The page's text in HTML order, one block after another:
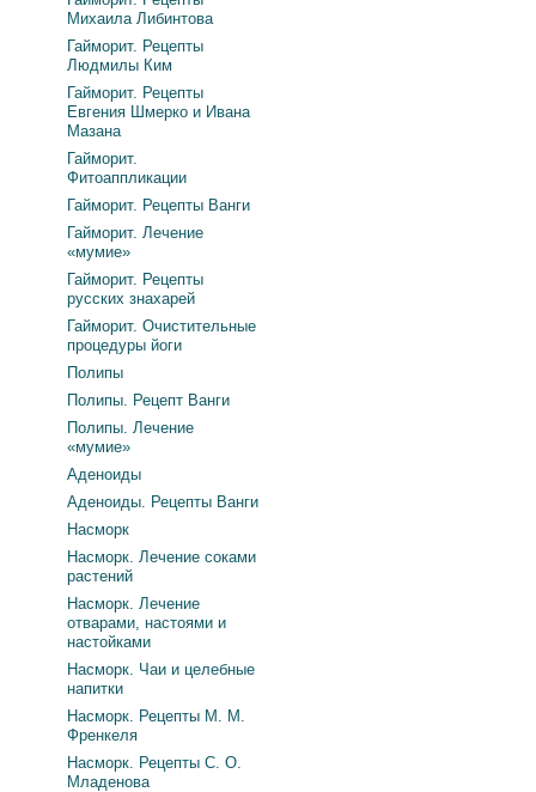
Михаила Либинтова
Гайморит. Рецепты
Людмилы Ким
Гайморит. Рецепты
Евгения Шмерко и Ивана
Мазана
Гайморит.
Фитоаппликации
Гайморит. Рецепты Ванги
Гайморит. Лечение
«мумие»
Гайморит. Рецепты
русских знахарей
Гайморит. Очистительные
процедуры йоги
Полипы
Полипы. Рецепт Ванги
Полипы. Лечение
«мумие»
Аденоиды
Аденоиды. Рецепты Ванги
Насморк
Насморк. Лечение соками
растений
Насморк. Лечение
отварами, настоями и
настойками
Насморк. Чаи и целебные
напитки
Насморк. Рецепты М. М.
Френкеля
Насморк. Рецепты С. О.
Младенова